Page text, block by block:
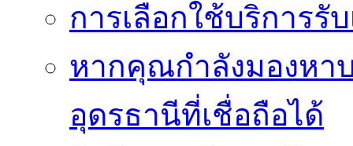
การเลือกใช้บริการรั
หากคุณกำลังมองหา
อุดรธานีที่เชื่อถือได้